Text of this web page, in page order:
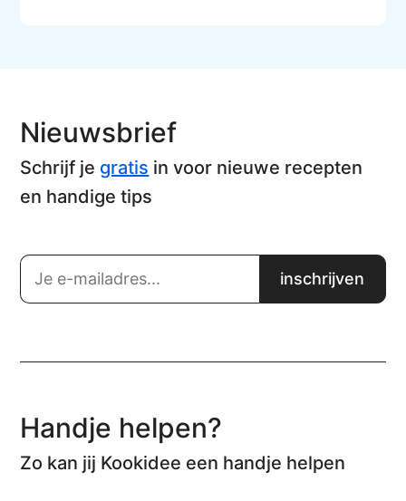
Nieuwsbrief
Schrijf je gratis in voor nieuwe recepten
en handige tips
Handje helpen?
Zo kan jij Kookidee een handje helpen